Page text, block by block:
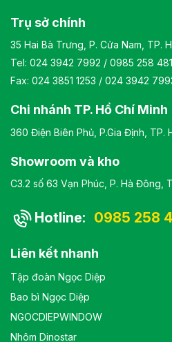
Trụ sở chính
35 Hai Bà Trưng, P. Cửa Nam, TP.
Tel: 024 3942 7992 / 0985 258 481
Fax: 024 3851 1253 / 024 3942
Chi nhánh TP. Hồ Chí Minh
360 Điện Biên Phủ, P.Gia Định, TP.
Showroom và kho
C3.2 số 63 Vạn Phúc, P. Hà Đông,
Hotline: 0985 258
Liên kết nhanh
Tập đoàn Ngọc Diệp
Bao bì Ngọc Diệp
NGOCDIEPWINDOW
Nhôm Dinostar